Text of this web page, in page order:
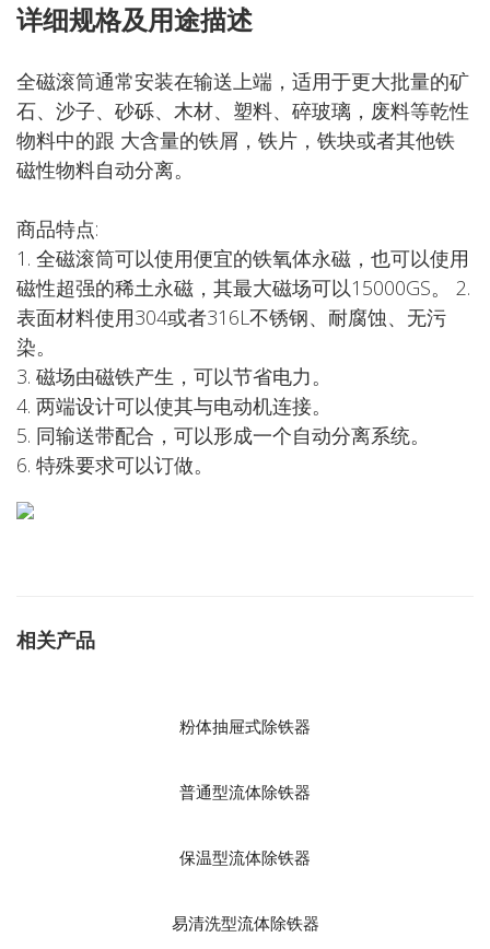
详细规格及用途描述
全磁滚筒通常安装在输送上端，适用于更大批量的矿
石、沙子、砂砾、木材、塑料、碎玻璃，废料等乾性
物料中的跟 大含量的铁屑，铁片，铁块或者其他铁
磁性物料自动分离。
商品特点:
1. 全磁滚筒可以使用便宜的铁氧体永磁，也可以使用
磁性超强的稀土永磁，其最大磁场可以15000GS。 2.
表面材料使用304或者316L不锈钢、耐腐蚀、无污
染。
3. 磁场由磁铁产生，可以节省电力。
4. 两端设计可以使其与电动机连接。
5. 同输送带配合，可以形成一个自动分离系统。
6. 特殊要求可以订做。
相关产品
粉体抽屉式除铁器
普通型流体除铁器
保温型流体除铁器
易清洗型流体除铁器